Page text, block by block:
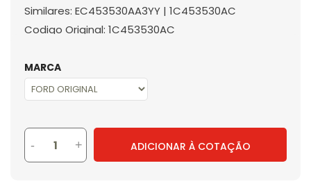
Similares: EC453530AA3YY | 1C453530AC
Codigo Original: 1C453530AC
MARCA
- + ADICIONAR À COTAÇÃO